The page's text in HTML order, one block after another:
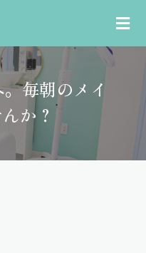
毎朝のメイ
か？